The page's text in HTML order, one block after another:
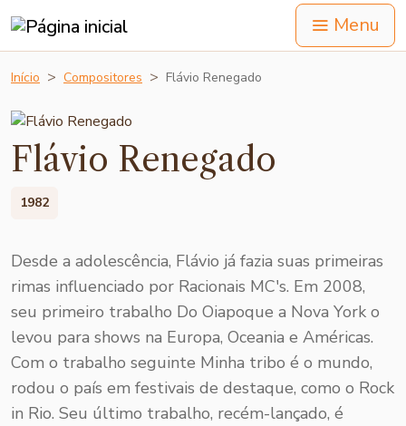
Menu
Início Compositores Flávio Renegado
Flávio Renegado
1982
Desde a adolescência, Flávio já fazia suas primeiras
rimas influenciado por Racionais MC's. Em 2008,
seu primeiro trabalho Do Oiapoque a Nova York o
levou para shows na Europa, Oceania e Américas.
Com o trabalho seguinte Minha tribo é o mundo,
rodou o país em festivais de destaque, como o Rock
in Rio. Seu último trabalho, recém-lançado, é